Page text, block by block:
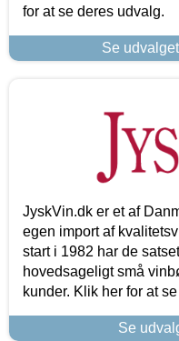
for at se deres udvalg.
Se
JyskVin.dk er et af
egen import af
start i 1982 har de
hovedsageligt små
kunder. Klik her for at
Se